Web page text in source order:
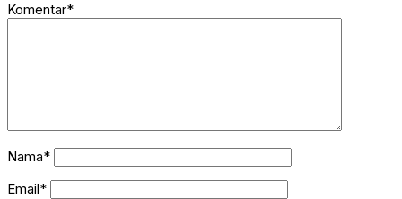
Komentar*
Nama*
Email*